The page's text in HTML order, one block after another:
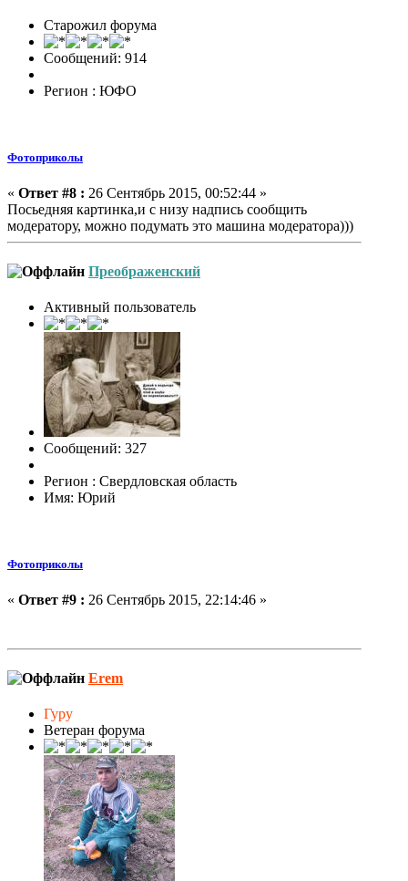
Старожил форума
Сообщений: 914
Регион : ЮФО
Фотоприколы
« Ответ #8 : 26 Сентябрь 2015, 00:52:44 »
Посьедняя картинка,и с низу надпись сообщить
модератору, можно подумать это машина модератора)))
Преображенский
Активный пользователь
Сообщений: 327
Регион : Свердловская область
Имя: Юрий
Фотоприколы
« Ответ #9 : 26 Сентябрь 2015, 22:14:46 »
Erem
Гуру
Ветеран форума